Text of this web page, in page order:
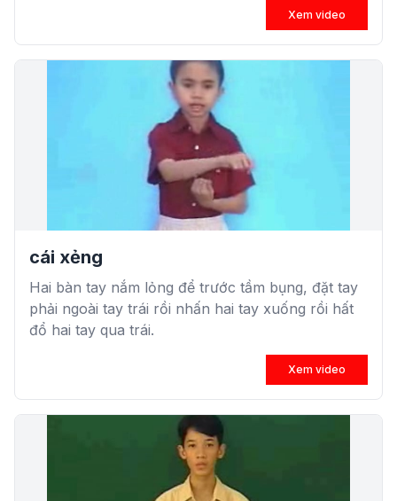
Xem video
cái xẻng
Hai bàn tay nắm lỏng để trước tầm bụng, đặt tay
phải ngoài tay trái rồi nhấn hai tay xuống rồi hất
đổ hai tay qua trái.
Xem video